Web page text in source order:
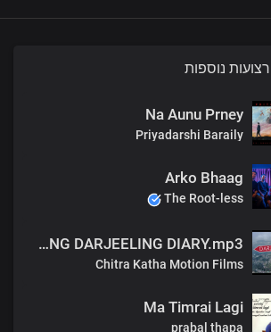
רצועות נוספות
Na Aunu Prney
Priyadarshi Baraily
Arko Bhaag
The Root-less
NAYA UDAAN Atish Tamang OST MOVIE SONG DARJEELING DIARY.mp3
Chitra Katha Motion Films
Ma Timrai Lagi
prabal thapa